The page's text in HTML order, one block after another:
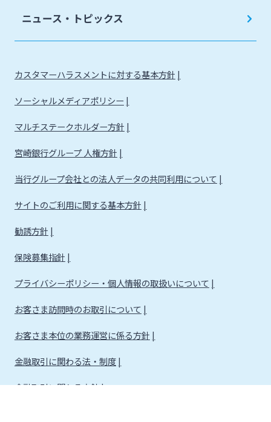
ニュース・トピックス
カスタマーハラスメントに対する基本方針
ソーシャルメディアポリシー
マルチステークホルダー方針
宮崎銀行グループ 人権方針
当行グループ会社との法人データの共同利用について
サイトのご利用に関する基本方針
勧誘方針
保険募集指針
プライバシーポリシー・個人情報の取扱いについて
お客さま訪問時のお取引について
お客さま本位の業務運営に係る方針
金融取引に関わる法・制度
金融取引に関わる方針